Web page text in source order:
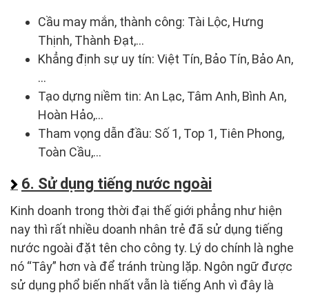
Cầu may mắn, thành công: Tài Lộc, Hưng
Thịnh, Thành Đạt,…
Khẳng định sự uy tín: Việt Tín, Bảo Tín, Bảo An,
…
Tạo dựng niềm tin: An Lạc, Tâm Anh, Bình An,
Hoàn Hảo,…
Tham vọng dẫn đầu: Số 1, Top 1, Tiên Phong,
Toàn Cầu,…
6. Sử dụng tiếng nước ngoài
Kinh doanh trong thời đại thế giới phẳng như hiện
nay thì rất nhiều doanh nhân trẻ đã sử dụng tiếng
nước ngoài đặt tên cho công ty. Lý do chính là nghe
nó “Tây” hơn và để tránh trùng lặp. Ngôn ngữ được
sử dụng phổ biến nhất vẫn là tiếng Anh vì đây là